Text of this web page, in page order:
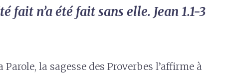
fait n’a été fait sans elle. Jean 1.1-3
Parole, la sagesse des Proverbes l’affirme à